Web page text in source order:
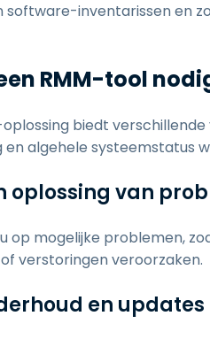
inventarissen en
RMM-tool
biedt
algehele systeemstatus
oplossing van
op mogelijke problemen,
verstoringen veroorzaken.
en updates